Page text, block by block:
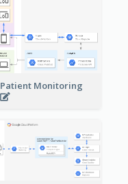
Patient Monitoring